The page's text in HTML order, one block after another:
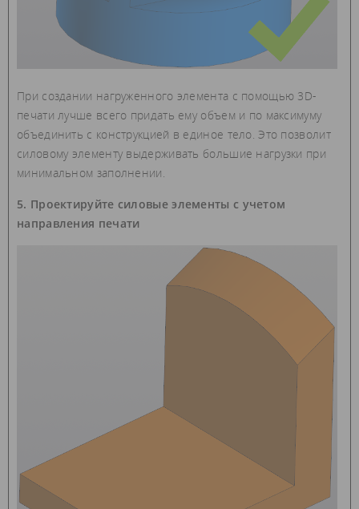
При создании нагруженного элемента с помощью 3D-
печати лучше всего придать ему объем и по максимуму
объединить с конструкцией в единое тело. Это позволит
силовому элементу выдерживать большие нагрузки при
минимальном заполнении.
5. Проектируйте силовые элементы с учетом
направления печати